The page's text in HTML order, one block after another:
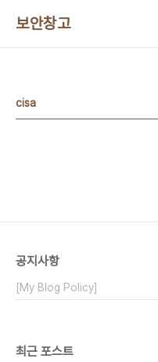
보안창고
cisa
공지사항
[My Blog Policy]
최근 포스트